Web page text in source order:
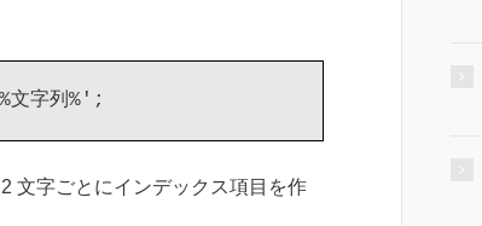
字列%';
文字ごとにインデックス項目を作